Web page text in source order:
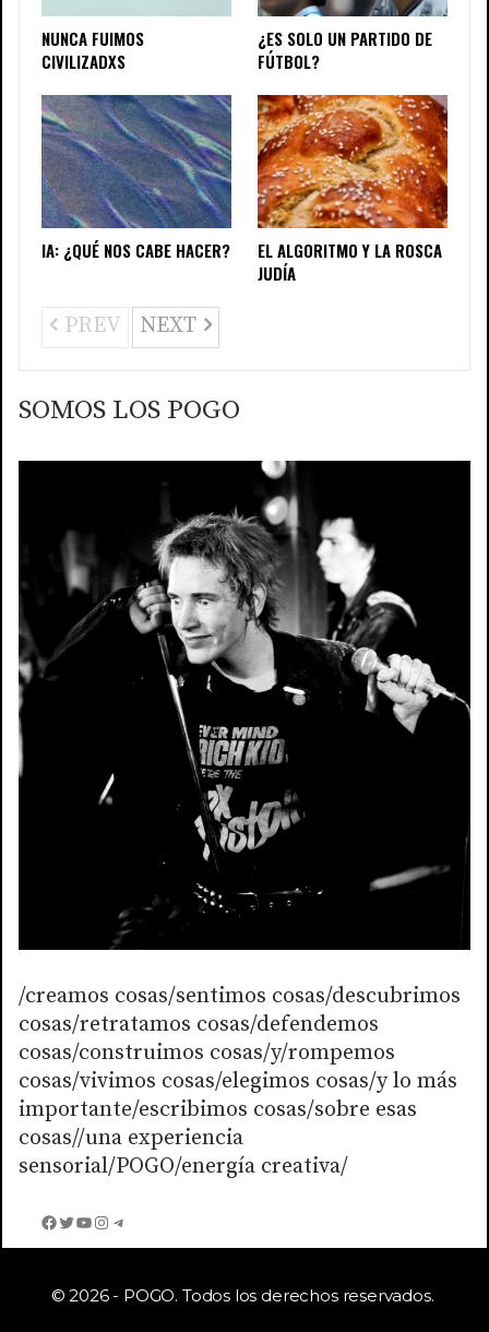
NUNCA FUIMOS
CIVILIZADXS
¿ES SOLO UN PARTIDO DE
FÚTBOL?
IA: ¿QUÉ NOS CABE HACER?
EL ALGORITMO Y LA ROSCA
JUDÍA
PREV NEXT
SOMOS LOS POGO
/creamos cosas/sentimos cosas/descubrimos
cosas/retratamos cosas/defendemos
cosas/construimos cosas/y/rompemos
cosas/vivimos cosas/elegimos cosas/y lo más
importante/escribimos cosas/sobre esas
cosas//una experiencia
sensorial/POGO/energía creativa/
Facebook
Twitter
YouTube
Instagram
Telegram
© 2026 - POGO. Todos los derechos reservados.